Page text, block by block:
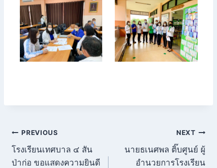
แนะแนว
เรื่อง
PREVIOUS
โรงเรียนเทศบาล ๔ สัน
ป่าก่อ ขอแสดงความยินดี
NEXT
นายธเนศพล ติ๊บศูนย์ ผู้
อำนวยการโรงเรียน